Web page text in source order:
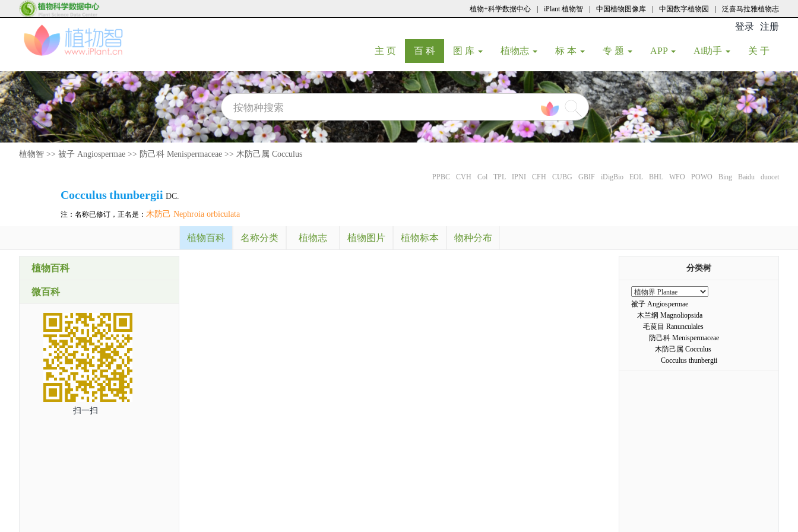
植物+科学数据中心 iPlant 植物智 中国植物图像库 中国数字植物园 泛喜马拉雅植物志
登录 注册
主 页(current)
百 科(current)
图 库 植物志 标 本 专 题 APP Ai助手 关 于
植物智 >> 被子 Angiospermae >> 防己科 Menispermaceae >> 木防己属 Cocculus
PPBC CVH Col TPL IPNI CFH CUBG GBIF iDigBio EOL BHL WFO POWO Bing Baidu duocet
Cocculusthunbergii DC.
注：名称已修订，正名是： 木防己 Nephroia orbiculata
植物百科 名称分类 植物志 植物图片 植物标本 物种分布
植物百科
微百科
扫一扫
分类树
被子 Angiospermae
木兰纲 Magnoliopsida
毛茛目 Ranunculales
防己科 Menispermaceae
木防己属 Cocculus
Cocculus thunbergii